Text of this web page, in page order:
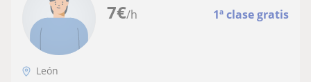
7€/h 1ª clase gratis
León